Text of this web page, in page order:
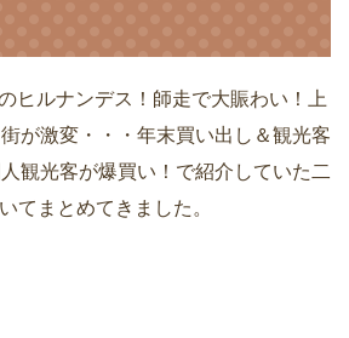
ヒルナンデス！師走で大賑わい！上
が激変・・・年末買い出し＆観光客
観光客が爆買い！で紹介していた二
てまとめてきました。